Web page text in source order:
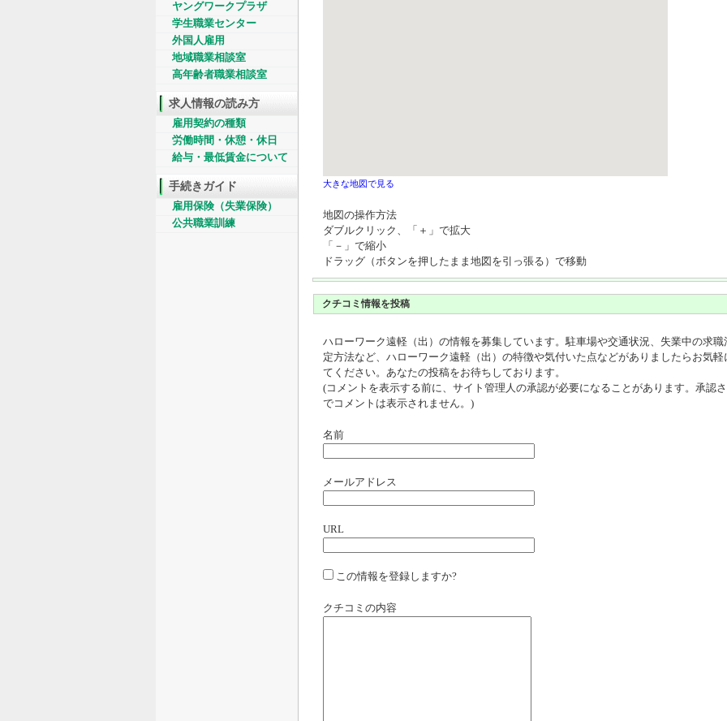
ヤングワークプラザ
学生職業センター
外国人雇用
地域職業相談室
高年齢者職業相談室
求人情報の読み方
雇用契約の種類
労働時間・休憩・休日
給与・最低賃金について
手続きガイド
雇用保険（失業保険）
公共職業訓練
大きな地図で見る
地図の操作方法
ダブルクリック、「＋」で拡大
「－」で縮小
ドラッグ（ボタンを押したまま地図を引っ張る）で移動
クチコミ情報を投稿
ハローワーク遠軽（出）の情報を募集しています。駐車場や交通状況、失業中の求職
定方法など、ハローワーク遠軽（出）の特徴や気付いた点などがありましたらお気軽
てください。あなたの投稿をお待ちしております。
(コメントを表示する前に、サイト管理人の承認が必要になることがあります。承認
でコメントは表示されません。)
名前
メールアドレス
URL
この情報を登録しますか?
クチコミの内容